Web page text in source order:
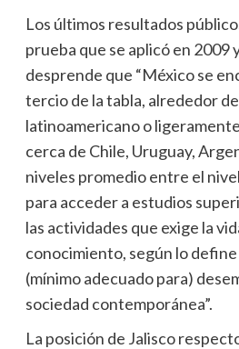
Los últimos resultados
prueba que se aplicó en 2009
desprende que “México se
tercio de la tabla, alrededor
latinoamericano o
cerca de Chile, Uruguay,
niveles promedio entre el
para acceder a estudios
las actividades que exige la
conocimiento, según lo define
(mínimo adecuado para)
sociedad contemporánea”.
La posición de Jalisco